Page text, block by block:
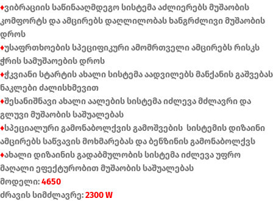
♦ვიბრაციის საწინააღმდეგო სისტემა აძლიერებს მუშაობის
კომფორტს და ამცირებს დაღლილობას ხანგრძლივი მუშაობის
დროს
♦უსაფრთხოების სპეციფიკური ამომრთველი ამცირებს რისკს
ჭრის სამუშაოების დროს
♦ჭკვიანი სტარტის ახალი სისტემა აადვილებს მანქანის გაშვებას
ნაკლები ძალისხმევით
♦შესანიშნავი ახალი აალების სისტემა იძლევა მძლავრი და
გლუვი მუშაობის საშუალებას
♦სპეციალური გამონაბოლქვის გამოშვების სისტემის დიზაინი
ამცირებს საწვავის მოხმარებას და ბენზინის გამონაბოლქვს
♦ახალი დიზაინის გადაბმულობის სისტემა იძლევა უფრო
მაღალი ეფექტურობით მუშაობის საშუალებას
მოდელი:4650
ძრავის სიმძლავრე:2300 W